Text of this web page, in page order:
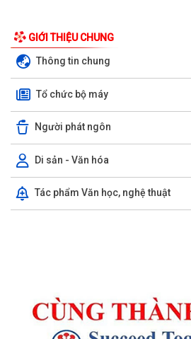
GIỚI THIỆU CHUNG
Thông tin chung
Tổ chức bộ máy
Người phát ngôn
Di sản - Văn hóa
Tác phẩm Văn học, nghệ thuật